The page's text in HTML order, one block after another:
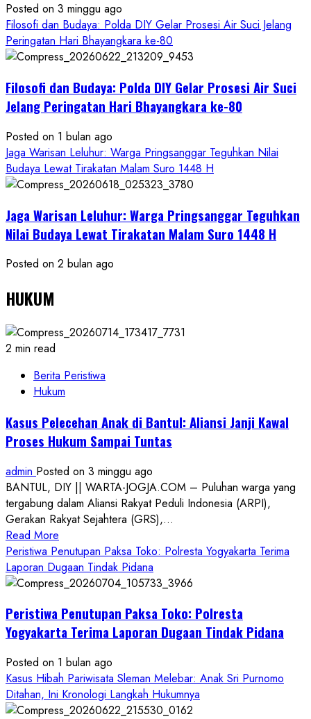
Posted on 3 minggu ago
Filosofi dan Budaya: Polda DIY Gelar Prosesi Air Suci Jelang
Peringatan Hari Bhayangkara ke-80
Filosofi dan Budaya: Polda DIY Gelar Prosesi Air Suci
Jelang Peringatan Hari Bhayangkara ke-80
Posted on 1 bulan ago
Jaga Warisan Leluhur: Warga Pringsanggar Teguhkan Nilai
Budaya Lewat Tirakatan Malam Suro 1448 H
Jaga Warisan Leluhur: Warga Pringsanggar Teguhkan
Nilai Budaya Lewat Tirakatan Malam Suro 1448 H
Posted on 2 bulan ago
HUKUM
2 min read
Berita Peristiwa
Hukum
Kasus Pelecehan Anak di Bantul: Aliansi Janji Kawal
Proses Hukum Sampai Tuntas
admin Posted on 3 minggu ago
BANTUL, DIY || WARTA-JOGJA.COM – Puluhan warga yang
tergabung dalam Aliansi Rakyat Peduli Indonesia (ARPI),
Gerakan Rakyat Sejahtera (GRS),...
Read More
more
about
Kasus
Anak
di
Aliansi
Janji
Kawal
Proses
Peristiwa Penutupan Paksa Toko: Polresta Yogyakarta Terima
Laporan Dugaan Tindak Pidana
Peristiwa Penutupan Paksa Toko: Polresta
Yogyakarta Terima Laporan Dugaan Tindak Pidana
Posted on 1 bulan ago
Kasus Hibah Pariwisata Sleman Melebar: Anak Sri Purnomo
Ditahan, Ini Kronologi Langkah Hukumnya